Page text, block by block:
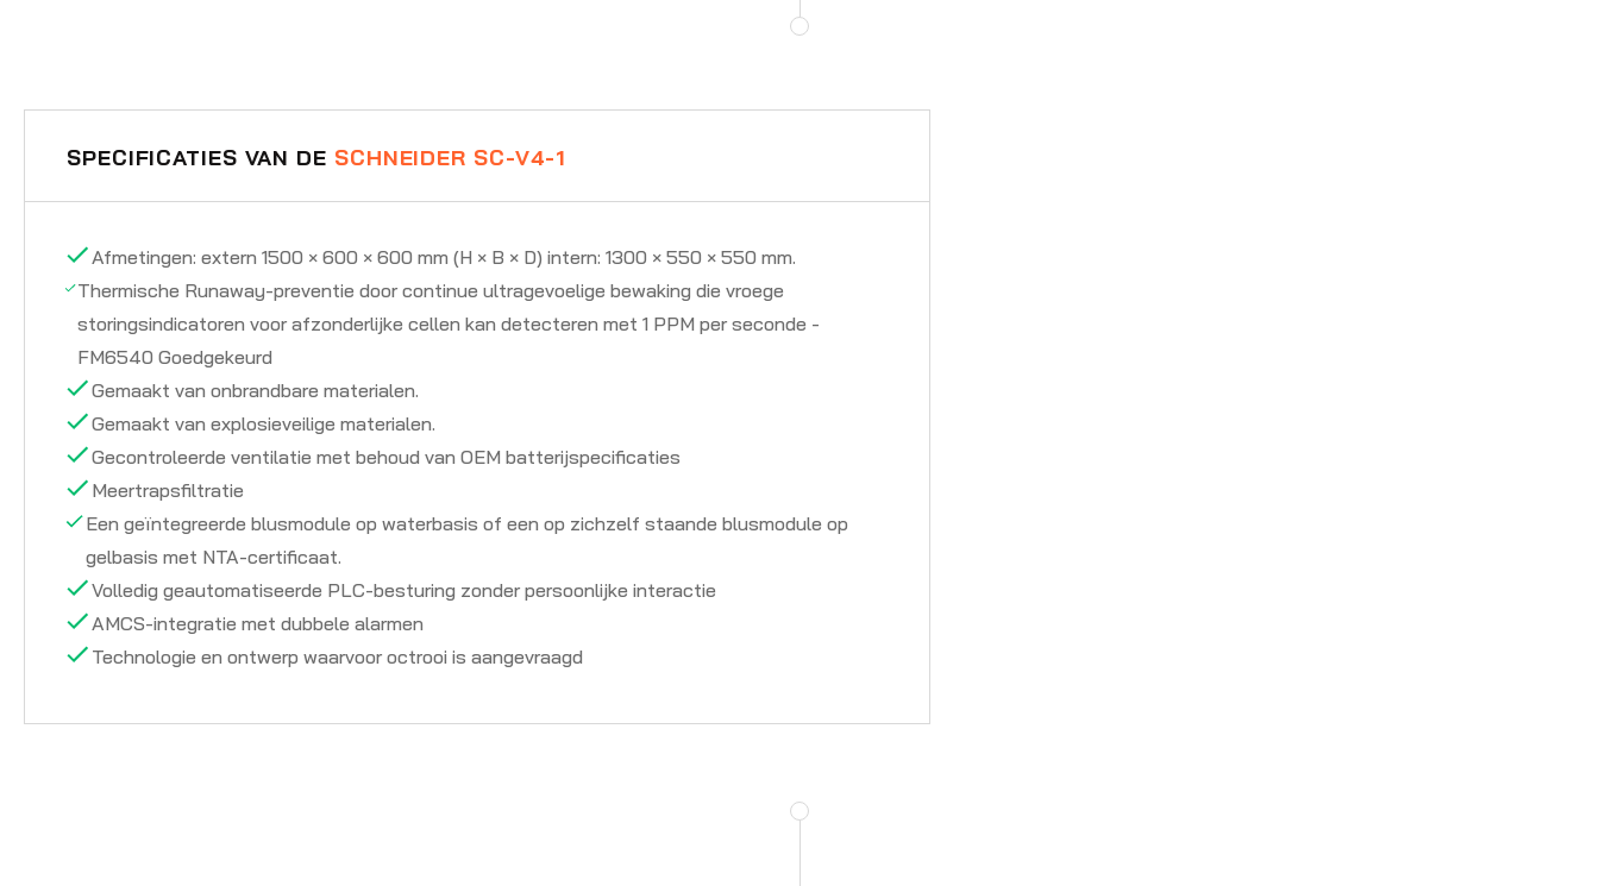
SPECIFICATIES VAN DE SCHNEIDER SC-V4-1
Afmetingen: extern 1500 × 600 × 600 mm (H × B × D) intern: 1300 × 550 × 550 mm.
Thermische Runaway-preventie door continue ultragevoelige bewaking die vroege
storingsindicatoren voor afzonderlijke cellen kan detecteren met 1 PPM per seconde -
FM6540 Goedgekeurd
Gemaakt van onbrandbare materialen.
Gemaakt van explosieveilige materialen.
Gecontroleerde ventilatie met behoud van OEM batterijspecificaties
Meertrapsfiltratie
Een geïntegreerde blusmodule op waterbasis of een op zichzelf staande blusmodule op
gelbasis met NTA-certificaat.
Volledig geautomatiseerde PLC-besturing zonder persoonlijke interactie
AMCS-integratie met dubbele alarmen
Technologie en ontwerp waarvoor octrooi is aangevraagd